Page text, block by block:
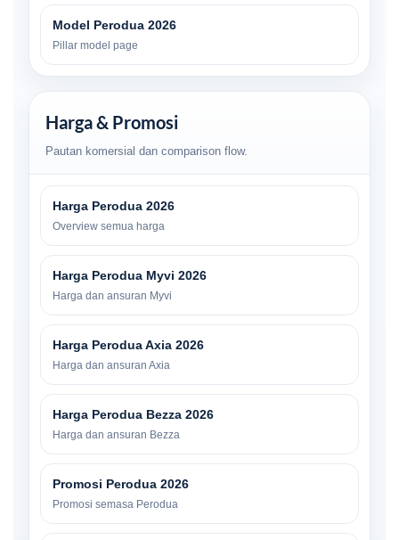
Model Perodua 2026
Pillar model page
Harga & Promosi
Pautan komersial dan comparison flow.
Harga Perodua 2026
Overview semua harga
Harga Perodua Myvi 2026
Harga dan ansuran Myvi
Harga Perodua Axia 2026
Harga dan ansuran Axia
Harga Perodua Bezza 2026
Harga dan ansuran Bezza
Promosi Perodua 2026
Promosi semasa Perodua